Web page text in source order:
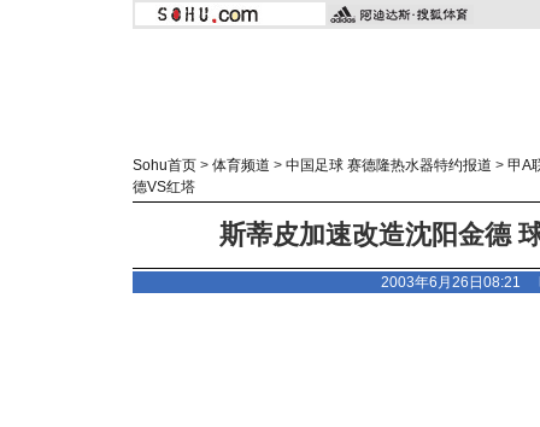
Sohu首页 > 体育频道 > 中国足球 赛德隆热水器特约报道 > 甲A
德VS红塔
斯蒂皮加速改造沈阳金德
2003年6月26日08:21